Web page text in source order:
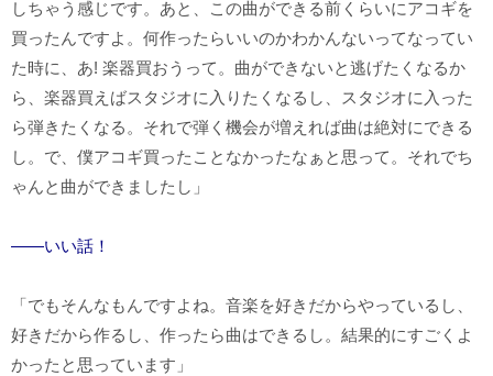
しちゃう感じです。あと、この曲ができる前くらいにアコギを
買ったんですよ。何作ったらいいのかわかんないってなってい
た時に、あ! 楽器買おうって。曲ができないと逃げたくなるか
ら、楽器買えばスタジオに入りたくなるし、スタジオに入った
ら弾きたくなる。それで弾く機会が増えれば曲は絶対にできる
し。で、僕アコギ買ったことなかったなぁと思って。それでち
ゃんと曲ができましたし」
――いい話！
「でもそんなもんですよね。音楽を好きだからやっているし、
好きだから作るし、作ったら曲はできるし。結果的にすごくよ
かったと思っています」